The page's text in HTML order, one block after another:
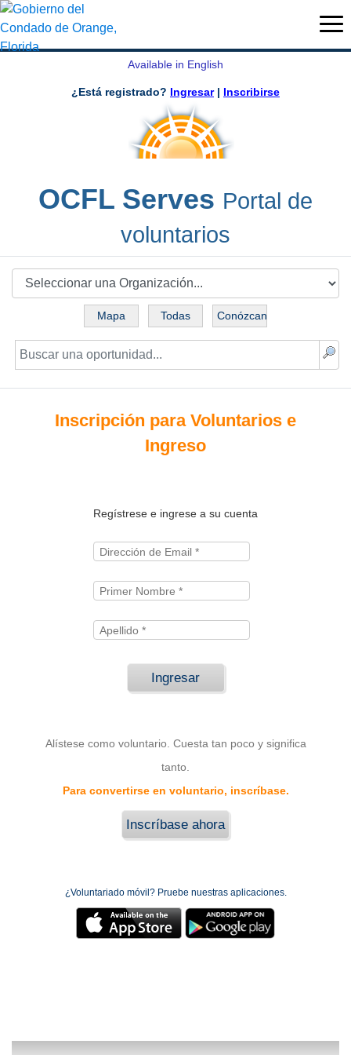
Available in English
¿Está registrado? Ingresar| Inscribirse
OCFL Serves Portal de
voluntarios
Inscripción para Voluntarios e
Ingreso
Alístese como voluntario. Cuesta tan poco y significa
tanto.
Para convertirse en voluntario, inscríbase.
Inscríbase ahora
¿Voluntariado móvil? Pruebe nuestras aplicaciones.
Regístrese e ingrese a su cuenta
Ingresar